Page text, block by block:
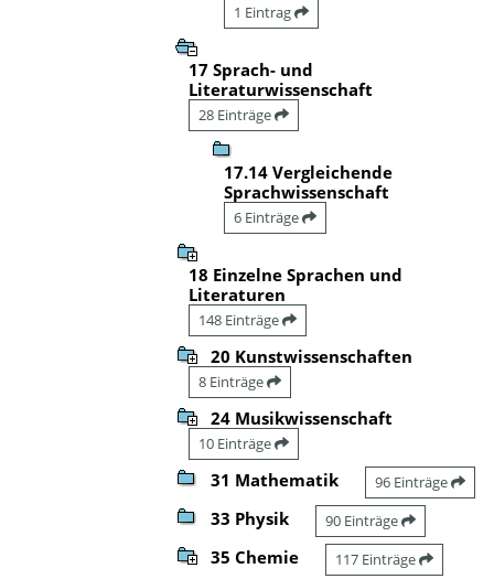
1 Eintrag
17 Sprach- und
Literaturwissenschaft
28 Einträge
17.14 Vergleichende
Sprachwissenschaft
6 Einträge
18 Einzelne Sprachen und
Literaturen
148 Einträge
20 Kunstwissenschaften
8 Einträge
24 Musikwissenschaft
10 Einträge
31 Mathematik 96 Einträge
33 Physik 90 Einträge
35 Chemie 117 Einträge